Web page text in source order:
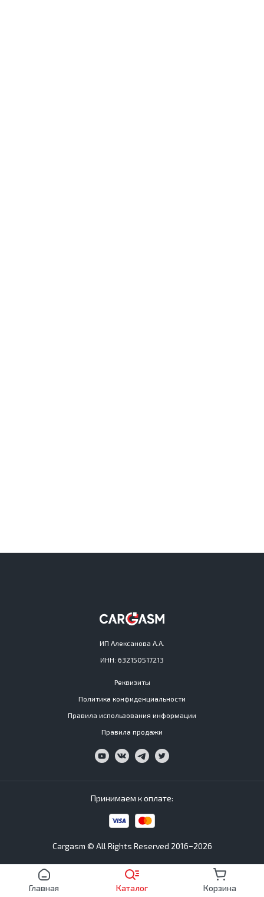
Главная Каталог Корзина
ИП Алексанова А.А.
ИНН: 632150517213
Реквизиты
Политика конфиденциальности
Правила использования информации
Правила продажи
Cargasm © All Rights Reserved 2016−2026
Принимаем к оплате: